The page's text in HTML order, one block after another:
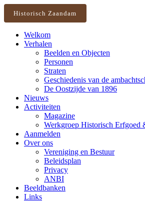
Historisch Zaandam
Welkom
Verhalen
Beelden en Objecten
Personen
Straten
Geschiedenis van de
De Oostzijde van 1896
Nieuws
Activiteiten
Magazine
Werkgroep Historisch
Aanmelden
Over ons
Vereniging en Bestuur
Beleidsplan
Privacy
ANBI
Beeldbanken
Links